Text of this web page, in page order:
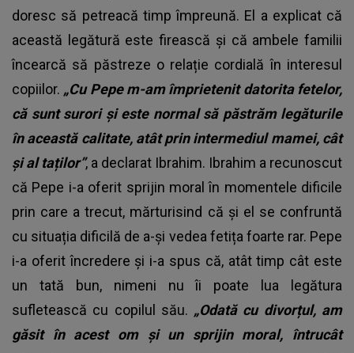
doresc să petreacă timp împreună. El a explicat că
această legătură este firească și că ambele familii
încearcă să păstreze o relație cordială în interesul
copiilor. „Cu Pepe m-am împrietenit datorita fetelor,
că sunt surori și este normal să păstrăm legăturile
în această calitate, atât prin intermediul mamei, cât
și al taților”, a declarat Ibrahim. Ibrahim a recunoscut
că Pepe i-a oferit sprijin moral în momentele dificile
prin care a trecut, mărturisind că și el se confruntă
cu situația dificilă de a-și vedea fetița foarte rar. Pepe
i-a oferit încredere și i-a spus că, atât timp cât este
un tată bun, nimeni nu îi poate lua legătura
sufletească cu copilul său. „Odată cu divorțul, am
găsit în acest om și un sprijin moral, întrucât